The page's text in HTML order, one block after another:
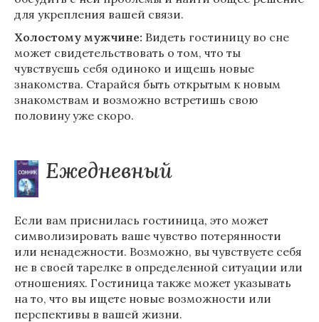
для укрепления вашей связи.
Холостому мужчине: Видеть гостиницу во сне
может свидетельствовать о том, что ты
чувствуешь себя одиноко и ищешь новые
знакомства. Старайся быть открытым к новым
знакомствам и возможно встретишь свою
половину уже скоро.
Ежедневный
Если вам приснилась гостиница, это может
символизировать ваше чувство потерянности
или ненадежности. Возможно, вы чувствуете себя
не в своей тарелке в определенной ситуации или
отношениях. Гостиница также может указывать
на то, что вы ищете новые возможности или
перспективы в вашей жизни.